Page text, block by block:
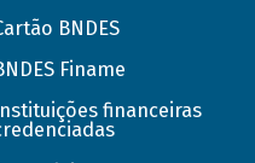
BNDES
Finame
Instituições financeiras